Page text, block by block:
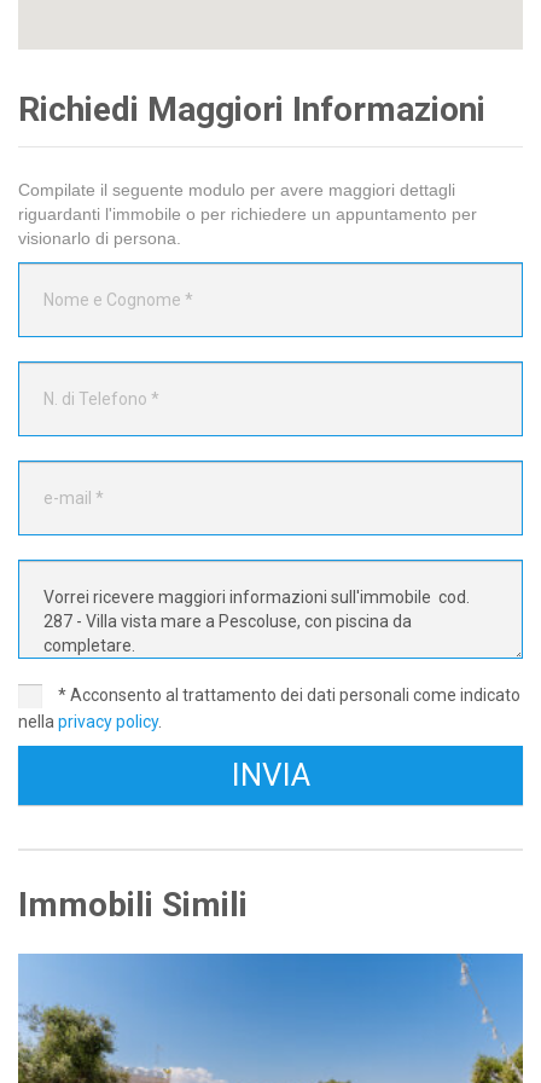
Richiedi Maggiori Informazioni
Compilate il seguente modulo per avere maggiori dettagli
riguardanti l'immobile o per richiedere un appuntamento per
visionarlo di persona.
* Acconsento al trattamento dei dati personali come indicato
nella privacy policy.
Immobili Simili